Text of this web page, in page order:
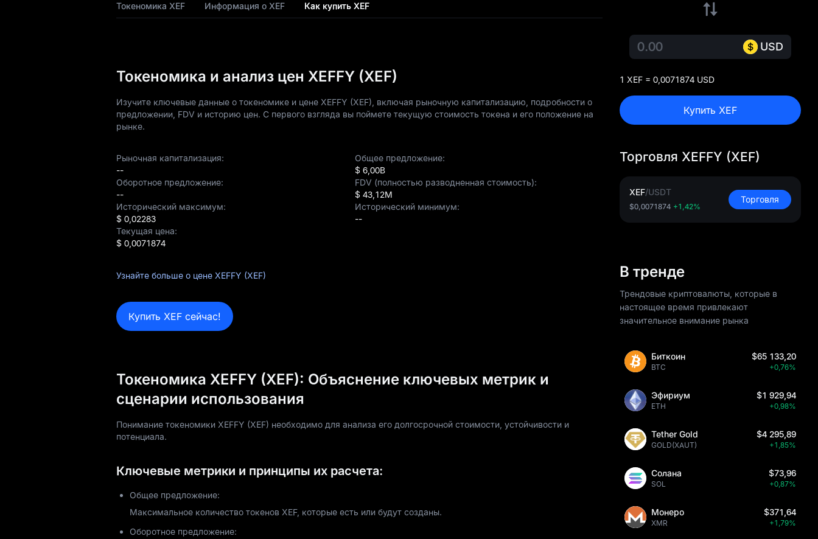
Токеномика XEF Информация о XEF Как купить XEF
Токеномика и анализ цен XEFFY (XEF)
Изучите ключевые данные о токеномике и цене XEFFY (XEF), включая рыночную капитализацию, подробности о
предложении, FDV и историю цен. С первого взгляда вы поймете текущую стоимость токена и его положение на
рынке.
Рыночная капитализация:
--
Общее предложение:
$ 6,00B
Оборотное предложение:
--
FDV (полностью разводненная стоимость):
$ 43,12M
Исторический максимум:
$ 0,02283
Исторический минимум:
--
Текущая цена:
$ 0,0071874
Узнайте больше о цене XEFFY (XEF)
Купить XEF сейчас!
Токеномика XEFFY (XEF): Объяснение ключевых метрик и
сценарии использования
Понимание токеномики XEFFY (XEF) необходимо для анализа его долгосрочной стоимости, устойчивости и
потенциала.
Ключевые метрики и принципы их расчета:
Общее предложение:
Максимальное количество токенов XEF, которые есть или будут созданы.
Оборотное предложение:
USD
1 XEF = 0,0071874 USD
Купить XEF
Торговля XEFFY (XEF)
XEF/USDT
$0,0071874 +1,42%
Торговля
В тренде
Трендовые криптовалюты, которые в
настоящее время привлекают
значительное внимание рынка
Биткоин
BTC
$65 133,20
+0,76%
Эфириум
ETH
$1 929,94
+0,98%
Tether Gold
GOLD(XAUT)
$4 295,89
+1,85%
Солана
SOL
$73,96
+0,87%
Монеро
XMR
$371,64
+1,79%